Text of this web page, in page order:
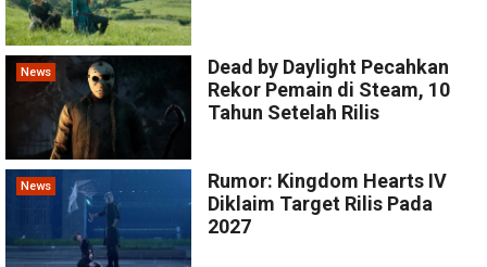
News
Dead by Daylight Pecahkan
Rekor Pemain di Steam, 10
Tahun Setelah Rilis
News
Rumor: Kingdom Hearts IV
Diklaim Target Rilis Pada
2027